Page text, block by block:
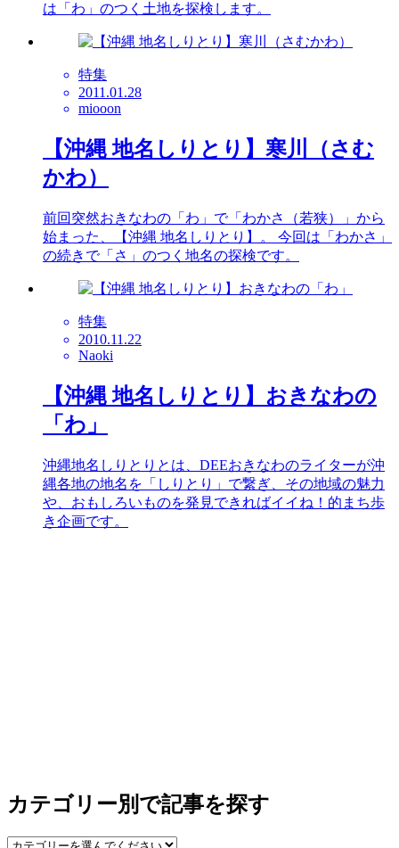
は「わ」のつく土地を探検します。
特集
2011.01.28
miooon
【沖縄 地名しりとり】寒川（さむ
かわ）
前回突然おきなわの「わ」で「わかさ（若狭）」から
始まった、【沖縄 地名しりとり】。 今回は「わかさ」
の続きで「さ」のつく地名の探検です。
特集
2010.11.22
Naoki
【沖縄 地名しりとり】おきなわの
「わ」
沖縄地名しりとりとは、DEEおきなわのライターが沖
縄各地の地名を「しりとり」で繋ぎ、その地域の魅力
や、おもしろいものを発見できればイイね！的まち歩
き企画です。
カテゴリー別で記事を探す